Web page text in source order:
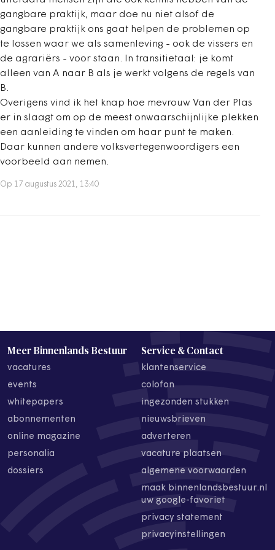
gangbare praktijk, maar doe nu niet alsof de
gangbare praktijk ons gaat helpen de problemen op
te lossen waar we als samenleving - ook de vissers en
de agrariërs - voor staan. In transitietaal: je komt
alleen van A naar B als je werkt volgens de regels van
B.
Overigens vind ik het knap hoe mevrouw Van der Plas
er in slaagt om op de meest onwaarschijnlijke plekken
een aanleiding te vinden om haar punt te maken.
Daar kunnen andere volksvertegenwoordigers een
voorbeeld aan nemen.
Op 17 augustus 2021, 13:40
Meer Binnenlands Bestuur
vacatures
events
whitepapers
abonnementen
online magazine
personalia
dossiers
Service & Contact
klantenservice
colofon
ingezonden stukken
nieuwsbrieven
adverteren
vacature plaatsen
algemene voorwaarden
maak binnenlandsbestuur.nl
uw google-favoriet
privacy statement
privacyinstellingen